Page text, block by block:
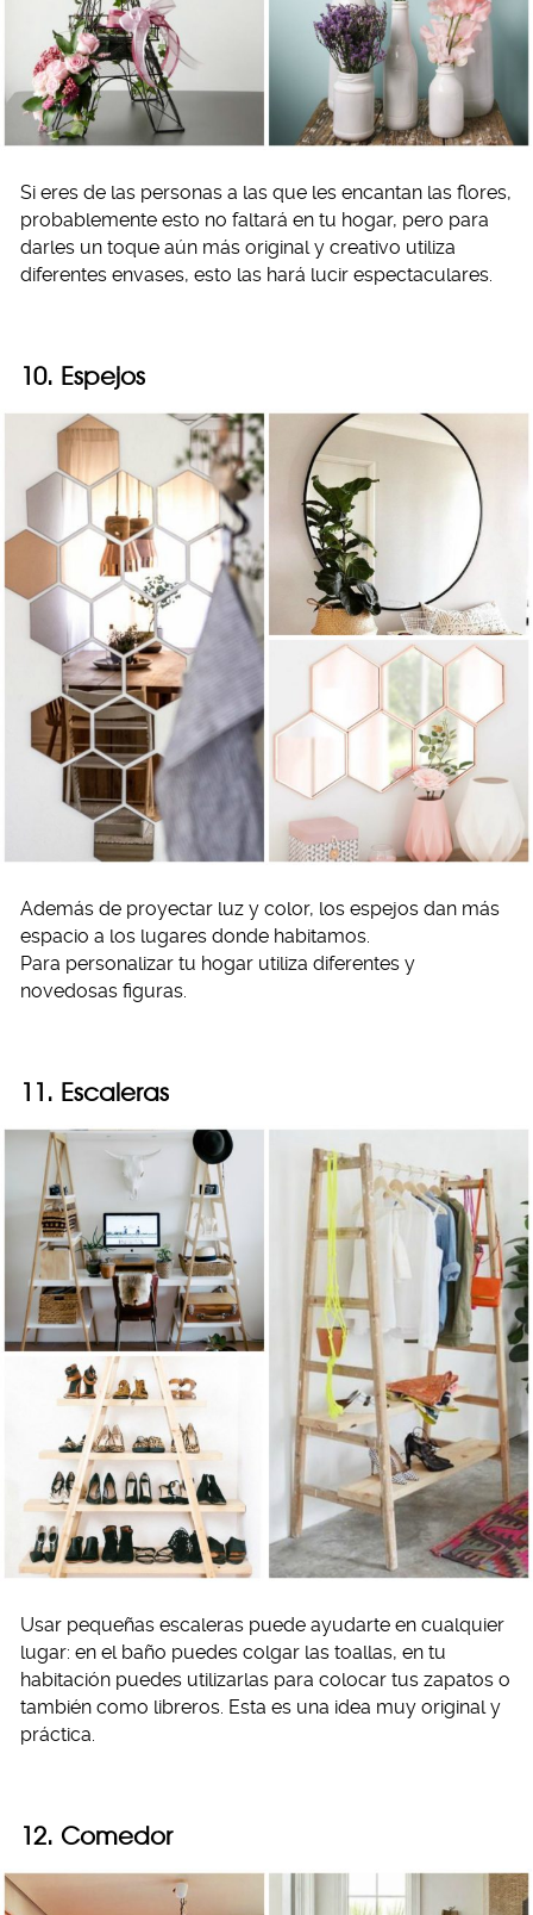
Si eres de las personas a las que les encantan las flores,
probablemente esto no faltará en tu hogar, pero para
darles un toque aún más original y creativo utiliza
diferentes envases, esto las hará lucir espectaculares.
10. Espejos
Además de proyectar luz y color, los espejos dan más
espacio a los lugares donde habitamos.
Para personalizar tu hogar utiliza diferentes y
novedosas figuras.
11. Escaleras
Usar pequeñas escaleras puede ayudarte en cualquier
lugar: en el baño puedes colgar las toallas, en tu
habitación puedes utilizarlas para colocar tus zapatos o
también como libreros. Esta es una idea muy original y
práctica.
12. Comedor